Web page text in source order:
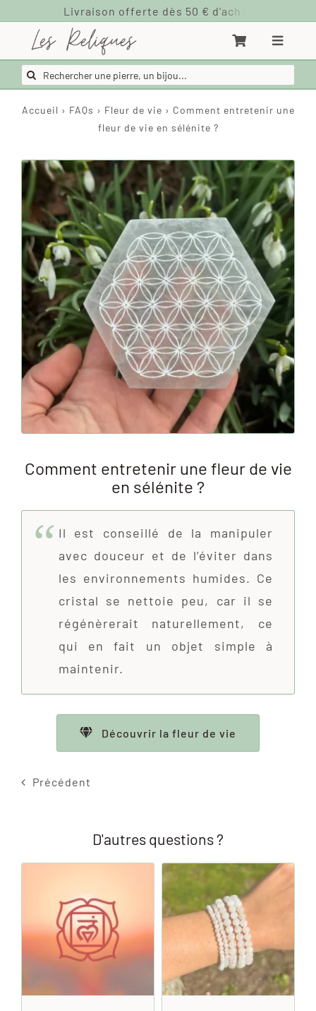
contenu
Rechercher:
Accueil › FAQs › Fleur de vie › Comment entretenir une
fleur de vie en sélénite ?
Comment entretenir une fleur de vie
en sélénite ?
Il est conseillé de la manipuler
avec douceur et de l’éviter dans
les environnements humides. Ce
cristal se nettoie peu, car il se
régénèrerait naturellement, ce
qui en fait un objet simple à
maintenir.
Découvrir la fleur de vie
Précédent
D'autres questions ?